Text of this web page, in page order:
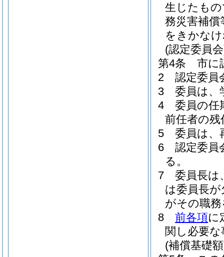
生じたも
務災害補償
をきかな
(認定委員
第4条
市に
2
認定委員
3
委員は、
4
委員の任
前任者の
5
委員は、
6
認定委員
る。
7
委員長は
は委員長
がその職
8
前各項に
関し必要
(補償基礎